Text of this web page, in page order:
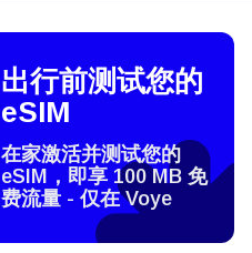
出行前测试您的
eSIM
在家激活并测试您的
eSIM，即享 100 MB 免
费流量 - 仅在 Voye